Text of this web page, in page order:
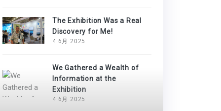
The Exhibition Was a Real
Discovery for Me!
4 6月 2025
We Gathered a Wealth of
Information at the
Exhibition
4 6月 2025